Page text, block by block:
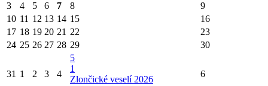
3
4 5 6 7 8
9
10 11 12 13 14 15
16
17 18 19 20 21 22
23
24 25 26 27 28 29 30
31 1 2 3 4
5
1
Zlončické veselí 2026
6